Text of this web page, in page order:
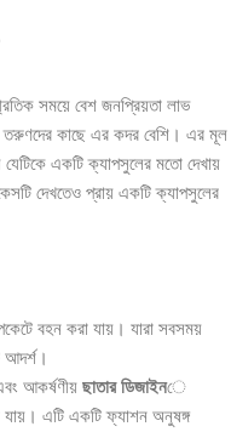
সময়ে বেশ জনপ্রিয়তা লাভ
তরুণদের কাছে এর কদর বেশি। এর মূল
একটি ক্যাপসুলের মতো দেখায়
দেখতেও প্রায় একটি ক্যাপসুলের
বহন করা যায়। যারা সবসময়
আদর্শ।
আকর্ষণীয় ছাতার ডিজাইনে
যায়। এটি একটি ফ্যাশন অনুষঙ্গ